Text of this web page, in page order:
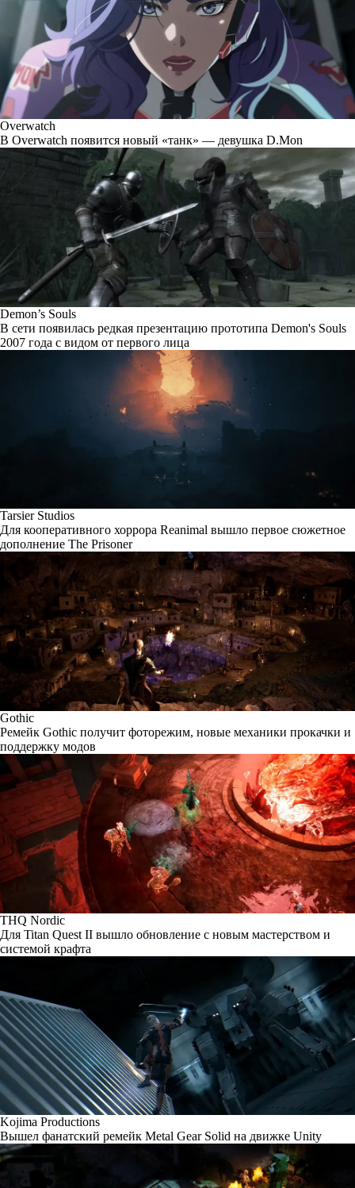
Overwatch
В Overwatch появится новый «танк» — девушка D.Mon
Demon’s Souls
В сети появилась редкая презентацию прототипа Demon's Souls
2007 года с видом от первого лица
Tarsier Studios
Для кооперативного хоррора Reanimal вышло первое сюжетное
дополнение The Prisoner
Gothic
Ремейк Gothic получит фоторежим, новые механики прокачки и
поддержку модов
THQ Nordic
Для Titan Quest II вышло обновление с новым мастерством и
системой крафта
Kojima Productions
Вышел фанатский ремейк Metal Gear Solid на движке Unity